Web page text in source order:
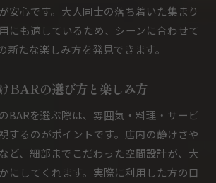
安心です。大人同士の落ち着いた集まり
にも適しているため、シーンに合わせて
新たな楽しみ方を発見できます。
BARの選び方と楽しみ方
BARを選ぶ際は、雰囲気・料理・サービ
するのがポイントです。店内の静けさや
ど、細部までこだわった空間設計が、大
にしてくれます。実際に利用した方の口